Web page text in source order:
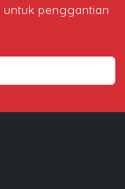
penggantian